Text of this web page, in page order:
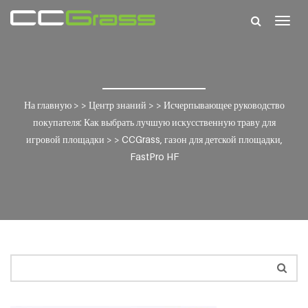
На главную> > Центр знаний > > Исчерпывающее руководство
покупателя: Как выбрать лучшую искусственную траву для
игровой площадки > > CCGrass, газон для детской площадки,
FastPro HF